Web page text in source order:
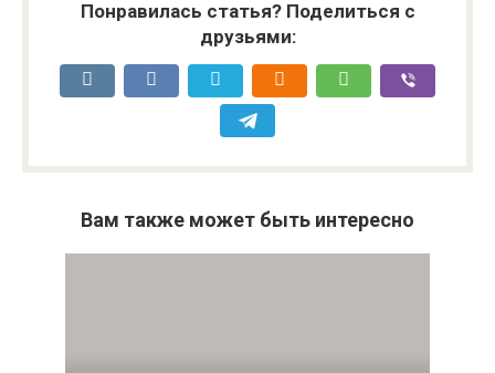
Понравилась статья? Поделиться с
друзьями:
Вам также может быть интересно